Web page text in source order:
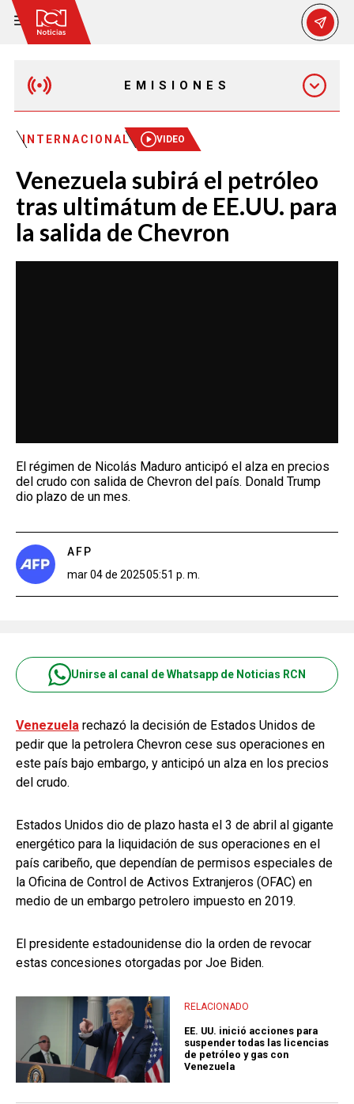
EMISIONES
MAÑANA EXPRESS
EMISIÓN 12:30 PM
EMISIÓN 7:00 PM
INTERNACIONAL VIDEO
Venezuela subirá el petróleo
tras ultimátum de EE.UU. para
la salida de Chevron
El régimen de Nicolás Maduro anticipó el alza en precios
del crudo con salida de Chevron del país. Donald Trump
dio plazo de un mes.
AFP
mar 04 de 202505:51 p. m.
Unirse al canal de Whatsapp de Noticias RCN
Venezuela rechazó la decisión de Estados Unidos de
pedir que la petrolera Chevron cese sus operaciones en
este país bajo embargo, y anticipó un alza en los precios
del crudo.
Estados Unidos dio de plazo hasta el 3 de abril al gigante
energético para la liquidación de sus operaciones en el
país caribeño, que dependían de permisos especiales de
la Oficina de Control de Activos Extranjeros (OFAC) en
medio de un embargo petrolero impuesto en 2019.
El presidente estadounidense dio la orden de revocar
estas concesiones otorgadas por Joe Biden.
RELACIONADO
EE. UU. inició acciones para
suspender todas las licencias
de petróleo y gas con
Venezuela